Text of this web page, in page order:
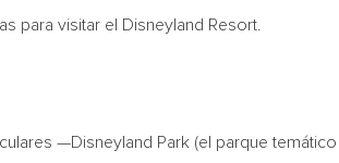
para visitar el Disneyland Resort.
—Disneyland Park (el parque